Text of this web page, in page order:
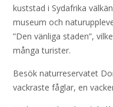
kuststad i Sydafrika
museum och
”Den vänliga staden”,
många turister.
Besök naturreservatet
vackraste fåglar, en